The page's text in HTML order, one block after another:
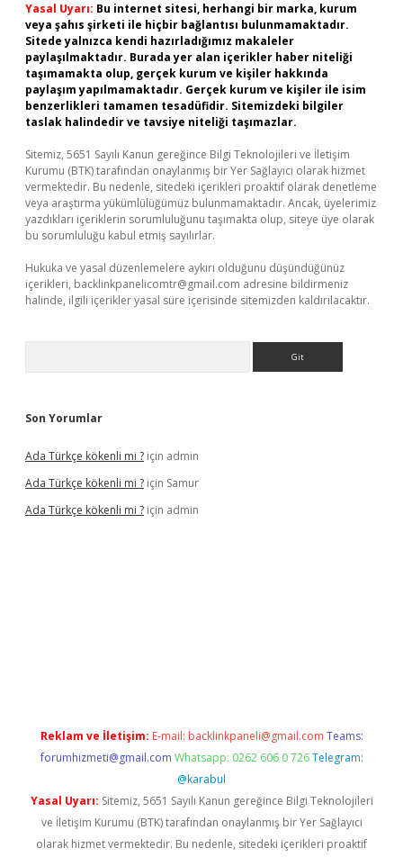
Yasal Uyarı: Bu internet sitesi, herhangi bir marka, kurum
veya şahıs şirketi ile hiçbir bağlantısı bulunmamaktadır.
Sitede yalnızca kendi hazırladığımız makaleler
paylaşılmaktadır. Burada yer alan içerikler haber niteliği
taşımamakta olup, gerçek kurum ve kişiler hakkında
paylaşım yapılmamaktadır. Gerçek kurum ve kişiler ile isim
benzerlikleri tamamen tesadüfidir. Sitemizdeki bilgiler
taslak halindedir ve tavsiye niteliği taşımazlar.
Sitemiz, 5651 Sayılı Kanun gereğince Bilgi Teknolojileri ve İletişim
Kurumu (BTK) tarafından onaylanmış bir Yer Sağlayıcı olarak hizmet
vermektedir. Bu nedenle, sitedeki içerikleri proaktif olarak denetleme
veya araştırma yükümlülüğümüz bulunmamaktadır. Ancak, üyelerimiz
yazdıkları içeriklerin sorumluluğunu taşımakta olup, siteye üye olarak
bu sorumluluğu kabul etmiş sayılırlar.
Hukuka ve yasal düzenlemelere aykırı olduğunu düşündüğünüz
içerikleri, backlinkpanelicomtr@gmail.com adresine bildirmeniz
halinde, ilgili içerikler yasal süre içerisinde sitemizden kaldırılacaktır.
Son Yorumlar
Ada Türkçe kökenli mi ? için admin
Ada Türkçe kökenli mi ? için Samur
Ada Türkçe kökenli mi ? için admin
Reklam ve İletişim: E-mail: backlinkpaneli@gmail.com Teams:
forumhizmeti@gmail.com Whatsapp: 0262 606 0 726 Telegram:
@karabul
Yasal Uyarı: Sitemiz, 5651 Sayılı Kanun gereğince Bilgi Teknolojileri
ve İletişim Kurumu (BTK) tarafından onaylanmış bir Yer Sağlayıcı
olarak hizmet vermektedir. Bu nedenle, sitedeki içerikleri proaktif